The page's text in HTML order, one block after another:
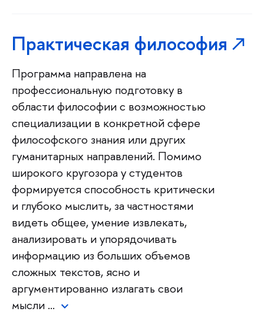
Практическая философия
Программа направлена на
профессиональную подготовку в
области философии с возможностью
специализации в конкретной сфере
философского знания или других
гуманитарных направлений. Помимо
широкого кругозора у студентов
формируется способность критически
и глубоко мыслить, за частностями
видеть общее, умение извлекать,
анализировать и упорядочивать
информацию из больших объемов
сложных текстов, ясно и
аргументированно излагать свои
мысли …